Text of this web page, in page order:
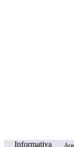
Informativa